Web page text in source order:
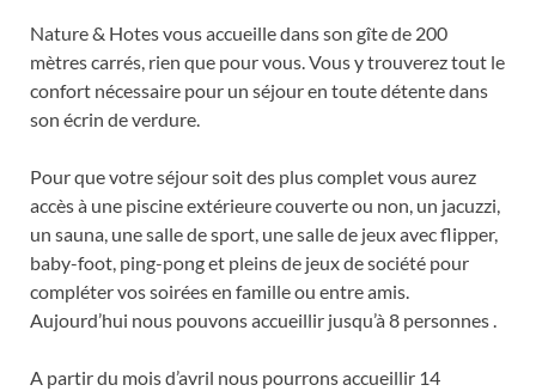
Nature & Hotes vous accueille dans son gîte de 200
mètres carrés, rien que pour vous. Vous y trouverez tout le
confort nécessaire pour un séjour en toute détente dans
son écrin de verdure.
Pour que votre séjour soit des plus complet vous aurez
accès à une piscine extérieure couverte ou non, un jacuzzi,
un sauna, une salle de sport, une salle de jeux avec flipper,
baby-foot, ping-pong et pleins de jeux de société pour
compléter vos soirées en famille ou entre amis.
Aujourd’hui nous pouvons accueillir jusqu’à 8 personnes .
A partir du mois d’avril nous pourrons accueillir 14